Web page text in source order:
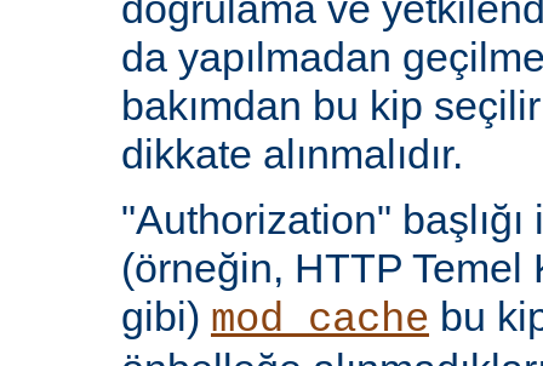
da yapılmadan
bakımdan bu kip
dikkate alınmalıdır.
"Authorization"
(örneğin, HTTP Temel
gibi) mod_cache bu